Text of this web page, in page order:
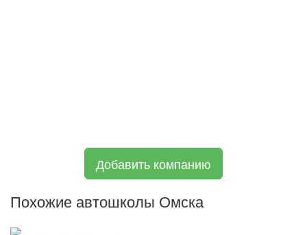
Добавить компанию
Похожие автошколы Омска